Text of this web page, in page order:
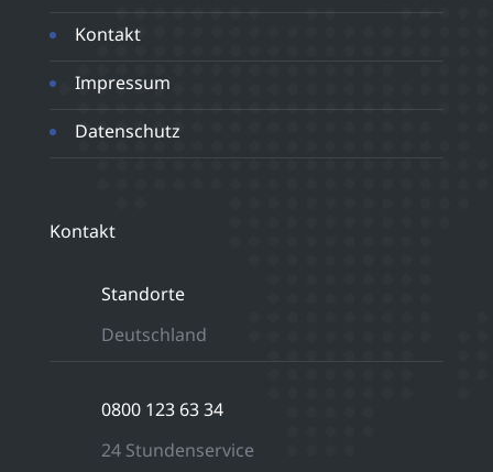
Kontakt
Impressum
Datenschutz
Kontakt
Standorte
Deutschland
0800 123 63 34
24 Stundenservice